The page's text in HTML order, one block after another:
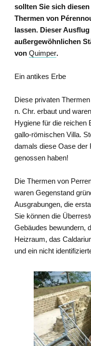
sollten Sie sich
Thermen von
lassen. Dieser
außergewöhnlichen
von Quimper.
Ein antikes Erbe
Diese privaten
n. Chr. erbaut und
Hygiene für die reichen
gallo-römischen Villa.
damals diese Oase der
genossen haben!
Die Thermen von
waren Gegenstand
Ausgrabungen, die
Sie können die
Gebäudes bewundern,
Heizraum, das
und ein nicht